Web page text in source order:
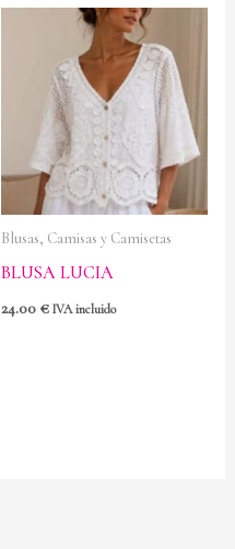
Blusas, Camisas y Camisetas
BLUSA LUCIA
24.00 € IVA incluido